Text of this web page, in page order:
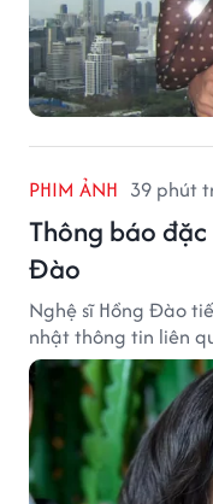
PHIM ẢNH 39 phút
Thông báo
Đào
Nghệ sĩ Hồng Đào
nhật thông tin liên